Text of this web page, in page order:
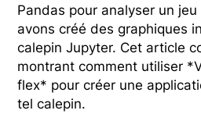
Pandas pour analyser un
avons créé des graphiques
calepin Jupyter. Cet article
montrant comment utiliser
flex* pour créer une
tel calepin.